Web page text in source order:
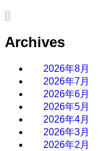
1
Archives
2026年8月
2026年7月
2026年6月
2026年5月
2026年4月
2026年3月
2026年2月